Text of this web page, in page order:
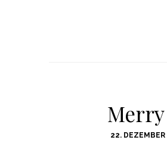
POSTED
22.